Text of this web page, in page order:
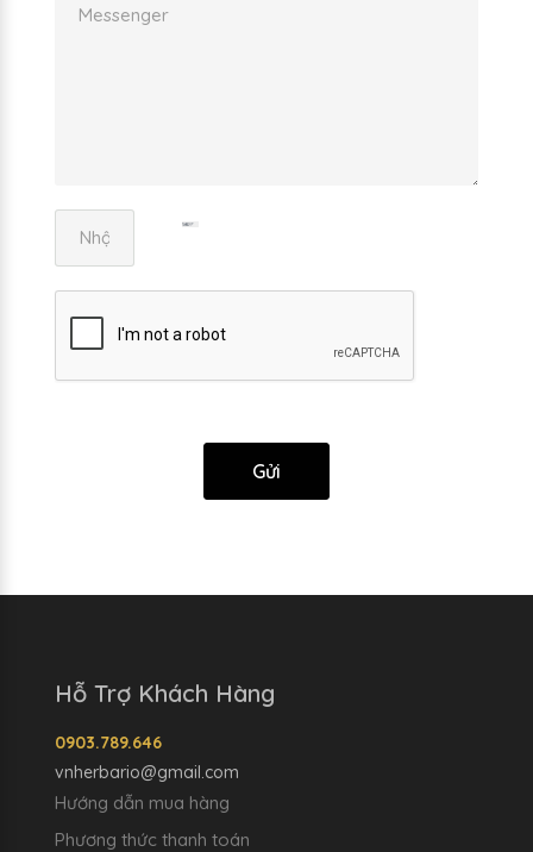
Gửi
Hỗ Trợ Khách Hàng
0903.789.646
vnherbario@gmail.com
Hướng dẫn mua hàng
Phương thức thanh toán